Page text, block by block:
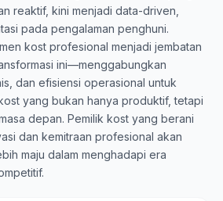
reaktif, kini menjadi data-driven,
pada pengalaman penghuni.
kost profesional menjadi jembatan
ini—menggabungkan
dan efisiensi operasional untuk
yang bukan hanya produktif, tetapi
depan. Pemilik kost yang berani
dan kemitraan profesional akan
maju dalam menghadapi era